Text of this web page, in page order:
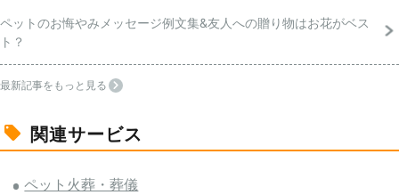
ペットのお悔やみメッセージ例文集&友人への贈り物はお花がベス
ト？
最新記事をもっと見る
関連サービス
ペット火葬・葬儀